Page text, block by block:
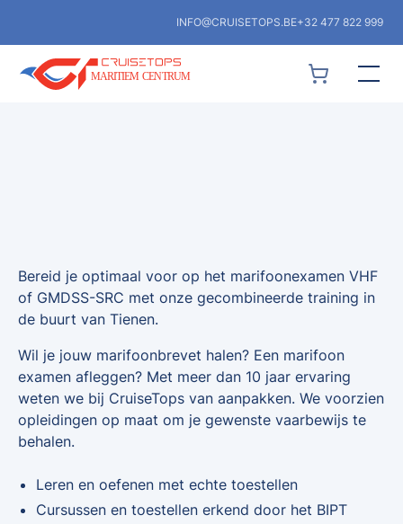
INFO@CRUISETOPS.BE+32 477 822 999
Bereid je optimaal voor op het marifoonexamen VHF
of GMDSS-SRC met onze gecombineerde training in
de buurt van Tienen.
Wil je jouw marifoonbrevet halen? Een marifoon
examen afleggen? Met meer dan 10 jaar ervaring
weten we bij CruiseTops van aanpakken. We voorzien
opleidingen op maat om je gewenste vaarbewijs te
behalen.
Leren en oefenen met echte toestellen
Cursussen en toestellen erkend door het BIPT